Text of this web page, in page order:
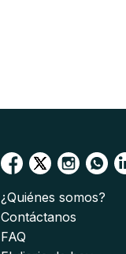
¿Quiénes somos?
Contáctanos
FAQ